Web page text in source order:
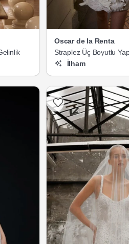
Oscar de la Renta
Straplez Üç Boyutlu
Gelinlikİlham
Listeme Ekle